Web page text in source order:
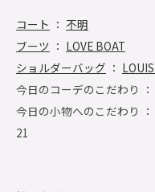
コート ： 不明
ブーツ ： LOVE BOAT
ショルダーバッグ ：
今日のコーデのこだわり
今日の小物へのこだわり
21